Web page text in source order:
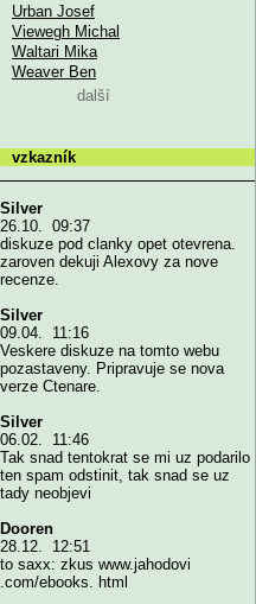
Urban Josef
Viewegh Michal
Waltari Mika
Weaver Ben
další
vzkazník
Silver
26.10. 09:37
diskuze pod clanky opet otevrena.
zaroven dekuji Alexovy za nove
recenze.
Silver
09.04. 11:16
Veskere diskuze na tomto webu
pozastaveny. Pripravuje se nova
verze Ctenare.
Silver
06.02. 11:46
Tak snad tentokrat se mi uz podarilo
ten spam odstinit, tak snad se uz
tady neobjevi
Dooren
28.12. 12:51
to saxx: zkus www.jahodovi
.com/ebooks. html